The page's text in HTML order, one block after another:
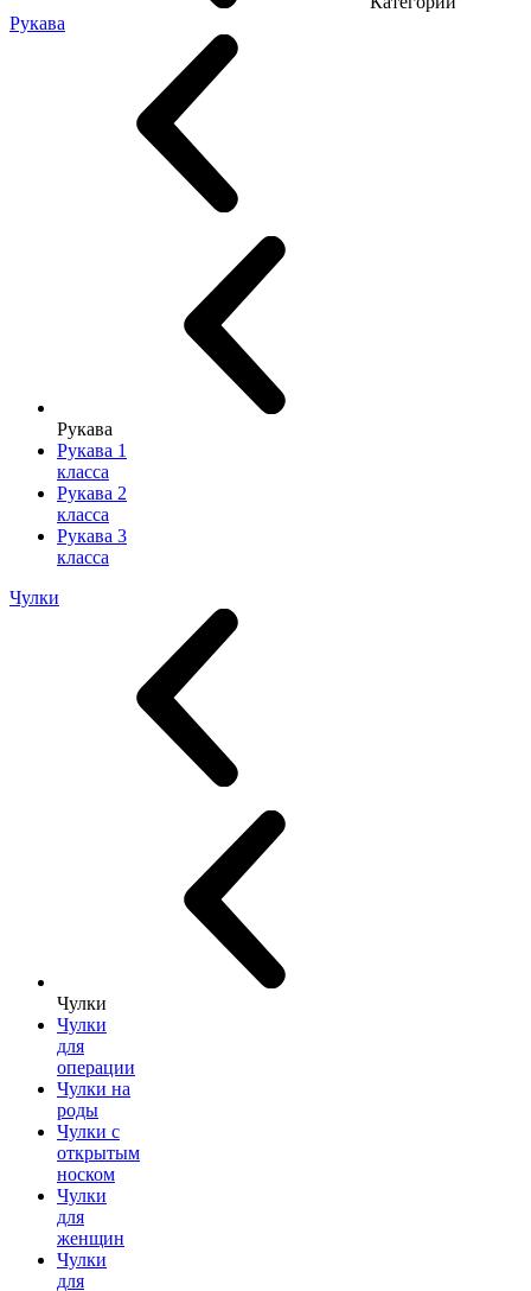
Рукава
Рукава
Рукава 1
класса
Рукава 2
класса
Рукава 3
класса
Чулки
Чулки
Чулки
для
операции
Чулки на
роды
Чулки с
открытым
носком
Чулки
для
женщин
Чулки
для